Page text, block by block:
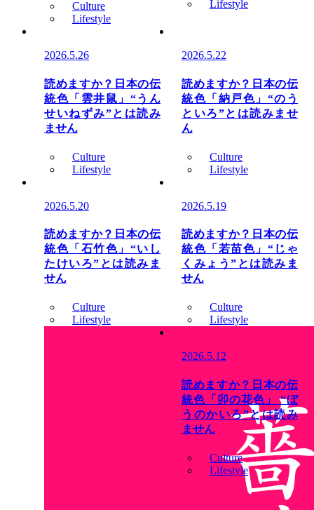
Culture
Lifestyle
Lifestyle
2026.5.26
読めますか？日本の伝
統色「雲井鼠」“うん
せいねずみ”とは読み
ません
Culture
Lifestyle
2026.5.22
読めますか？日本の伝
統色「納戸色」“のう
といろ”とは読みませ
ん
Culture
Lifestyle
2026.5.20
読めますか？日本の伝
統色「石竹色」“いし
たけいろ”とは読みま
せん
Culture
Lifestyle
2026.5.19
読めますか？日本の伝
統色「若苗色」“じゃ
くみょう”とは読みま
せん
Culture
Lifestyle
2026.5.12
読めますか？日本の伝
統色「卯の花色」 “ぼ
うのかいろ”とは読み
ません
Culture
Lifestyle